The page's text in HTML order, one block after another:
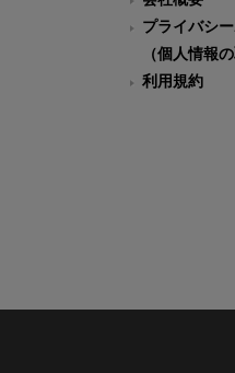
プライバシ
（個人情報
利用規約